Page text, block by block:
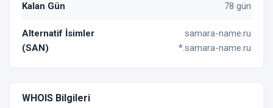
Kalan Gün 78 gün
Alternatif İsimler
(SAN)
samara-name.ru
*.samara-name.ru
WHOIS Bilgileri